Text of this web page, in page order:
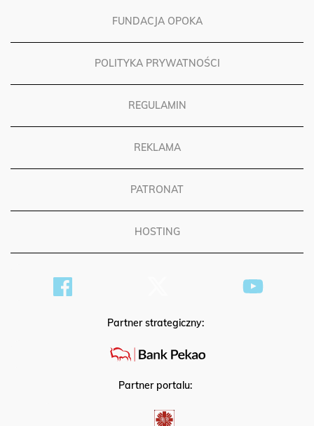
FUNDACJA OPOKA
POLITYKA PRYWATNOŚCI
REGULAMIN
REKLAMA
PATRONAT
HOSTING
Partner strategiczny:
Partner portalu: